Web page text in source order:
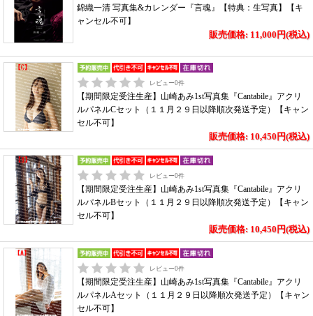
錦織一清 写真集&カレンダー『言魂』【特典：生写真】【キ
ャンセル不可】
販売価格: 11,000円(税込)
レビュー0件
【期間限定受注生産】山崎あみ1st写真集『Cantabile』アクリ
ルパネルCセット（１１月２９日以降順次発送予定）【キャン
セル不可】
販売価格: 10,450円(税込)
レビュー0件
【期間限定受注生産】山崎あみ1st写真集『Cantabile』アクリ
ルパネルBセット（１１月２９日以降順次発送予定）【キャン
セル不可】
販売価格: 10,450円(税込)
レビュー0件
【期間限定受注生産】山崎あみ1st写真集『Cantabile』アクリ
ルパネルAセット（１１月２９日以降順次発送予定）【キャン
セル不可】